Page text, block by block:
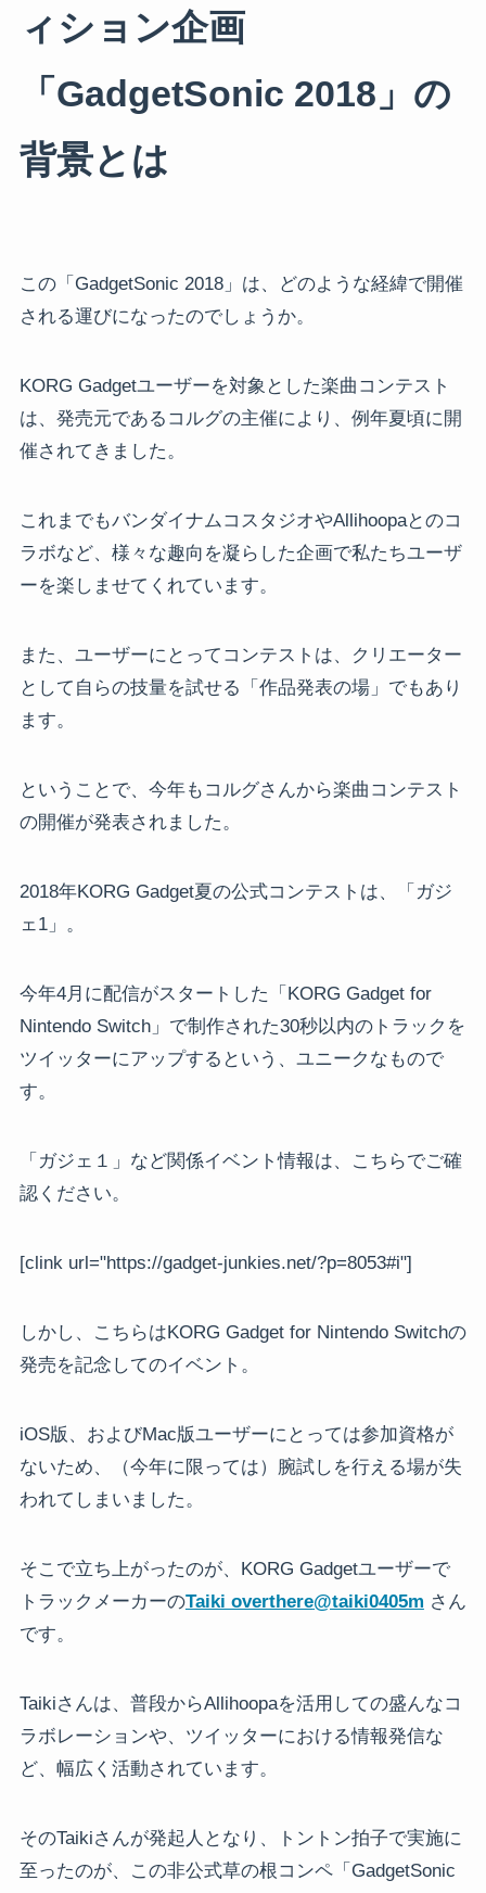
ィション企画
「GadgetSonic 2018」の
背景とは
この「GadgetSonic 2018」は、どのような経緯で開催
される運びになったのでしょうか。
KORG Gadgetユーザーを対象とした楽曲コンテスト
は、発売元であるコルグの主催により、例年夏頃に開
催されてきました。
これまでもバンダイナムコスタジオやAllihoopaとのコ
ラボなど、様々な趣向を凝らした企画で私たちユーザ
ーを楽しませてくれています。
また、ユーザーにとってコンテストは、クリエーター
として自らの技量を試せる「作品発表の場」でもあり
ます。
ということで、今年もコルグさんから楽曲コンテスト
の開催が発表されました。
2018年KORG Gadget夏の公式コンテストは、「ガジ
ェ1」。
今年4月に配信がスタートした「KORG Gadget for
Nintendo Switch」で制作された30秒以内のトラックを
ツイッターにアップするという、ユニークなもので
す。
「ガジェ１」など関係イベント情報は、こちらでご確
認ください。
[clink url="https://gadget-junkies.net/?p=8053#i"]
しかし、こちらはKORG Gadget for Nintendo Switchの
発売を記念してのイベント。
iOS版、およびMac版ユーザーにとっては参加資格が
ないため、（今年に限っては）腕試しを行える場が失
われてしまいました。
そこで立ち上がったのが、KORG Gadgetユーザーで
トラックメーカーのTaiki overthere@taiki0405m さん
です。
Taikiさんは、普段からAllihoopaを活用しての盛んなコ
ラボレーションや、ツイッターにおける情報発信な
ど、幅広く活動されています。
そのTaikiさんが発起人となり、トントン拍子で実施に
至ったのが、この非公式草の根コンペ「GadgetSonic